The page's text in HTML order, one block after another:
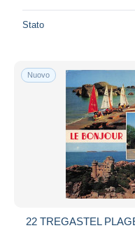
Stato
Nuovo
22 TREGASTEL